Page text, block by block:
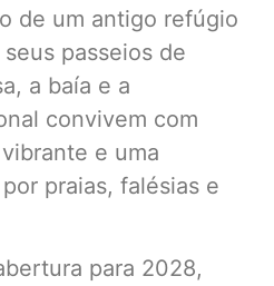
de um antigo refúgio
passeios de
a baía e a
convivem com
e uma
praias, falésias e
para 2028,